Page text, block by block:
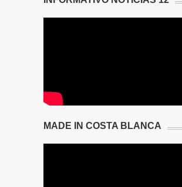
MADE IN COSTA BLANCA